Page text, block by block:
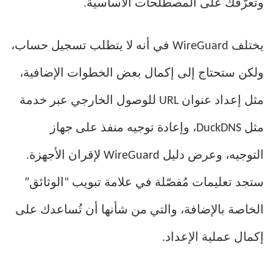
وتُعرّفك على المصطلحات الأساسية.
يختلف WireGuard في أنه لا يتطلب تسجيل حساب،
ولكن ستحتاج إلى إكمال بعض الخطوات الإضافية،
مثل إعداد عنوان URL للوصول الخارجي عبر خدمة
مثل DuckDNS، وإعادة توجيه منفذ على جهاز
التوجيه، وعرض دليل WireGuard لإقران الأجهزة.
ستجد تعليمات مُفصّلة في علامة تبويب “الوثائق”
الخاصة بالإضافة، والتي من شأنها أن تُساعدك على
إكمال عملية الإعداد.